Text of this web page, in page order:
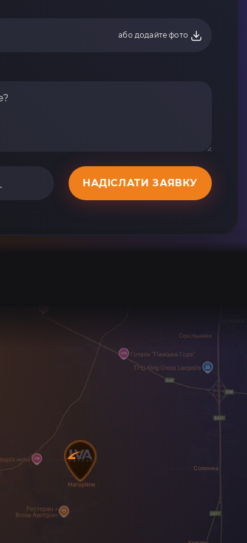
або додайте фото
НАДІСЛАТИ ЗАЯВКУ